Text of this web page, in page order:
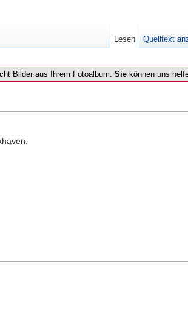
Bilder aus Ihrem Fotoalbum. Sie können uns
Lesen Quelltext